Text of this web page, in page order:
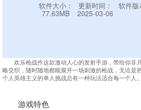
软件大小：
77.63MB
更新时间：
2025-03-06
软件
欢乐枪战作这款激动人心的发射手游，带给你非
略交织，随时随地都能展开一场刺激的枪战，无论是
个人英雄主义的单人挑战总有一种玩法适合每一个人。
游戏特色